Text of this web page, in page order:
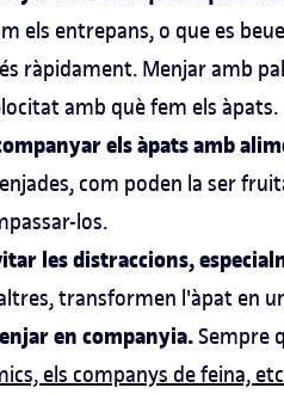
els entrepans, o que es
ràpidament. Menjar amb
amb què fem els àpats.
els àpats amb
com poden la ser
los.
les distraccions,
transformen l'àpat en
en companyia.Sempre
els companys de feina,